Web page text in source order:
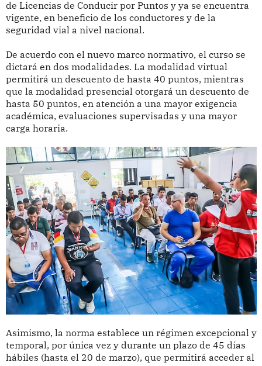
de Licencias de Conducir por Puntos y ya se encuentra
vigente, en beneficio de los conductores y de la
seguridad vial a nivel nacional.
De acuerdo con el nuevo marco normativo, el curso se
dictará en dos modalidades. La modalidad virtual
permitirá un descuento de hasta 40 puntos, mientras
que la modalidad presencial otorgará un descuento de
hasta 50 puntos, en atención a una mayor exigencia
académica, evaluaciones supervisadas y una mayor
carga horaria.
Asimismo, la norma establece un régimen excepcional y
temporal, por única vez y durante un plazo de 45 días
hábiles (hasta el 20 de marzo), que permitirá acceder al